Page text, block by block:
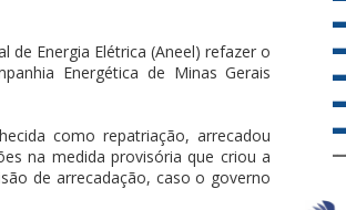
de Energia Elétrica (Aneel) refazer o
Energética de Minas Gerais
como repatriação, arrecadou
na medida provisória que criou a
de arrecadação, caso o governo